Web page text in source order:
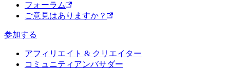
フォーラム
ご意見はありますか？
参加する
アフィリエイト & クリエイター
コミュニティアンバサダー